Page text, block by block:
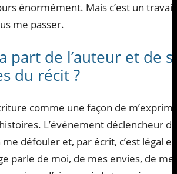
énormément. Mais c’est un
me passer.
part de l’auteur et de
du récit ?
comme une façon de
L’événement déclencheur
me défouler et, par écrit, c’est légal
parle de moi, de mes envies, de